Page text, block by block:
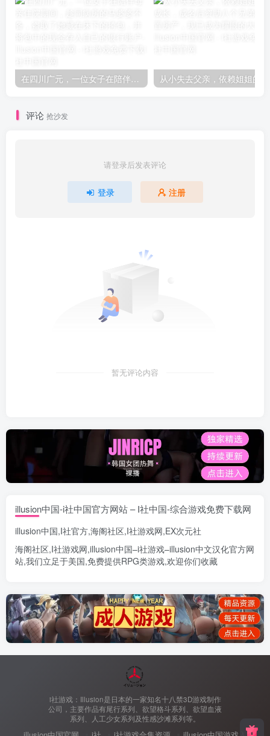
评论 抢沙发
请登录后发表评论
登录 注册
暂无评论内容
illusion中国-i社中国官方网站 – I社中国-综合游戏免费下载网
illusion中国,I社官方,海阁社区,I社游戏网,EX次元社
海阁社区,I社游戏网,illusion中国–i社游戏–illusion中文汉化官方网
站,我们立足于美国,免费提供RPG类游戏,欢迎你们收藏
i社游戏：Illusion是日本的一家知名十八禁3D游戏制作
公司，主要作品有尾行系列、欲望格斗系列、欲望血液
系列、人工少女系列及性感沙滩系列等。